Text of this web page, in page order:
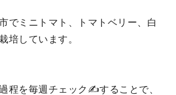
でミニトマト、トマトベリー、白
培しています。
程を毎週チェック✍することで、